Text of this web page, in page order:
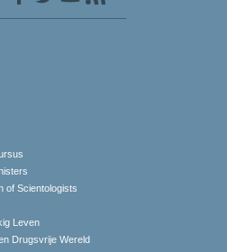
of Scientologists
Leven
Drugsvrije Wereld